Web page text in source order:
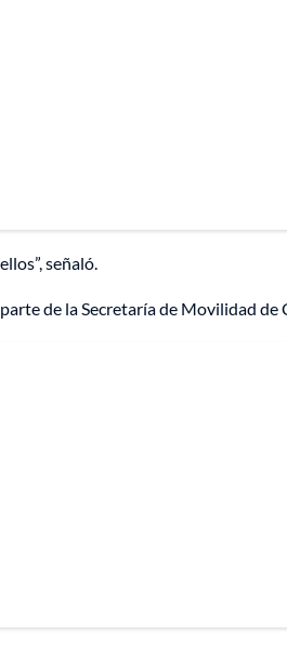
señaló.
de la Secretaría de Movilidad de